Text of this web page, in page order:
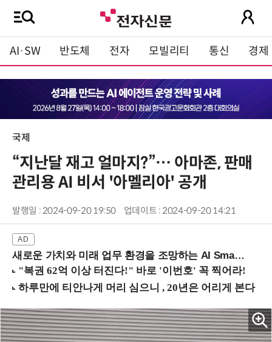
AI·SW 반도체 전자 모빌리티 통신 경제
국제
“지난달 재고 얼마지?”… 아마존, 판매
관리용 AI 비서 '아멜리아' 공개
발행일 : 2024-09-20 19:50 업데이트 : 2024-09-20 14:21
새로운 가치와 미래 업무 환경을 조망하는 AI Smart Work Summit 2026 (9/11 코엑스)